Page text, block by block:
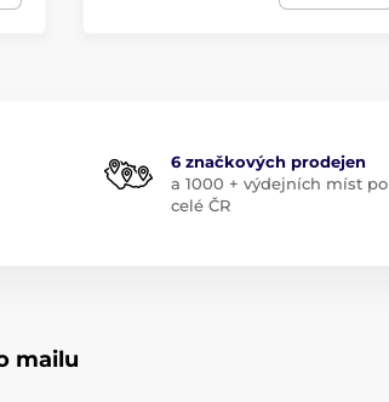
6 značkových prodejen
a 1000 + výdejních míst po
celé ČR
mailu